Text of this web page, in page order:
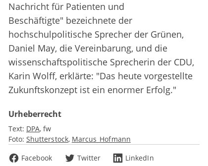
Nachricht für Patienten und
Beschäftigte" bezeichnete der
hochschulpolitische Sprecher der Grünen,
Daniel May, die Vereinbarung, und die
wissenschaftspolitische Sprecherin der CDU,
Karin Wolff, erklärte: "Das heute vorgestellte
Zukunftskonzept ist ein enormer Erfolg."
Urheberrecht
Text: DPA fw
Foto: Shutterstock Marcus_Hofmann
Facebook
Twitter LinkedIn